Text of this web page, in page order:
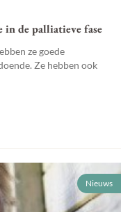
in de palliatieve fase
ze goede
Ze hebben ook
Nieuws